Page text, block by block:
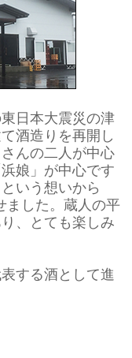
日本大震災の津
酒造りを再開し
んの二人が中心
娘」が中心です
いう想いから
ました。蔵人の平
、とても楽しみ
する酒として進